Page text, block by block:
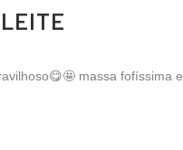
massa fofíssima e